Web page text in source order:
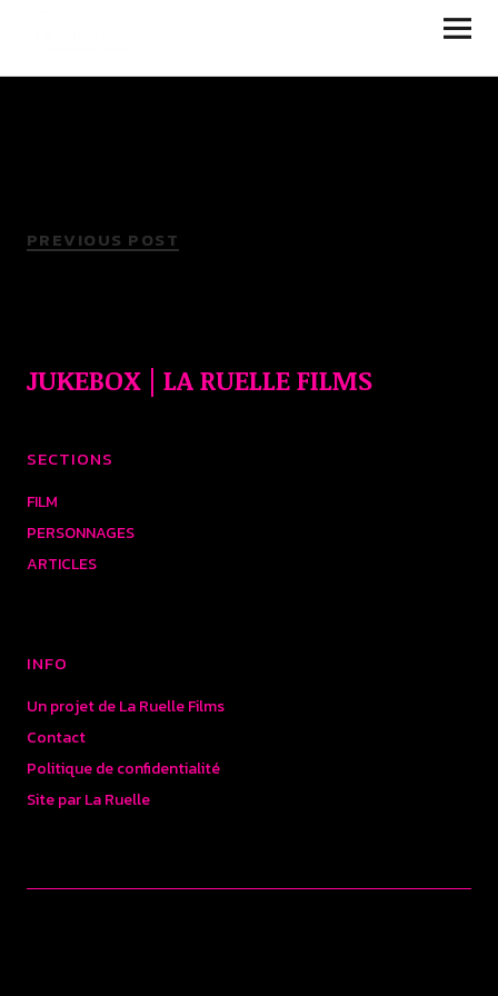
PREVIOUS POST
JUKEBOX | LA RUELLE FILMS
SECTIONS
FILM
PERSONNAGES
ARTICLES
INFO
Un projet de La Ruelle Films
Contact
Politique de confidentialité
Site par La Ruelle